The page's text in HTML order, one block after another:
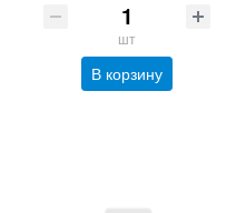
шт
В корзину